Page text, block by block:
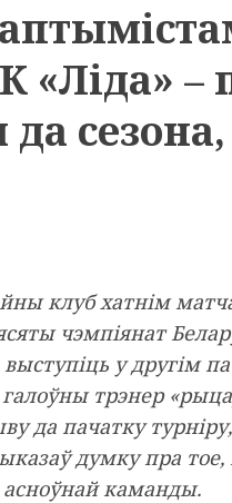
«Ліда» –
сезона,
клуб хатнім
чэмпіянат
у другім па
галоўны трэнер
да пачатку
думку пра
каманды.